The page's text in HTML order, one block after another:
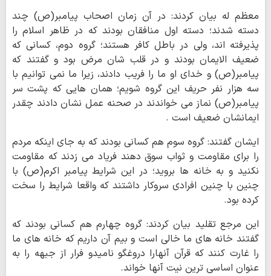
معظم له بیان کردند: در آن زمان اصحاب پیامبر(ص) چند
دسته شدند؛ دسته اول منافقان بودند که در ظاهر اسلام را
پذیرفته اند، ولی در باطل کافر هستند؛ گروه دوم، کسانی که
ضعیف الایمان بودند و در قلب شان مرض بود و گفتند که
پیامبر(ص) و خدای او ما را فریب دادند، زیرا ما نمی توانیم با
سه هزار نفر حریف این گروه شویم؛ همان هایی که پشت سر
پیامبر(ص) نماز می خواندند در صحنه عمل نشان دادند چقدر
ایمانشان ضعیف است .
ایشان گفتند: گروه سوم هم کسانی بودند که به جای اینکه مردم
را برای مقاومت و ثواب سوق دهند فریاد می زدند که مقاومت
نکنید و به خانه ها بروید؛ در این شرایط پیامبر اکرم(ص) با
چنین با چنین افرادی سروکار داشتند که واقعا شرایط را سخت
کرده بود.
این مرجع تقلید بیان کردند: گروه چهارم هم کسانی بودند که
گفتند خانه های ما خالی است و بیم آن داریم که خانه های ما
را غارت کنند که قرآن آنهارا دروغگو نامیدو فرار از جبهه را به
عنوان اساسی ترین نیت آنها خواند.